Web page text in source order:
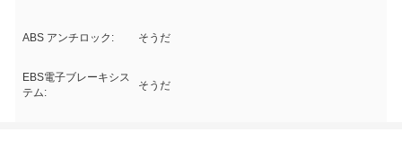
ABS アンチロック: そうだ
EBS電子ブレーキシス
テム:
そうだ